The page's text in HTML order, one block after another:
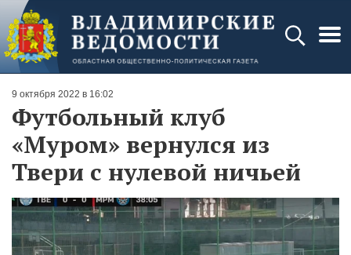
9 октября 2022 в 16:02
Футбольный клуб
«Муром» вернулся из
Твери с нулевой ничьей